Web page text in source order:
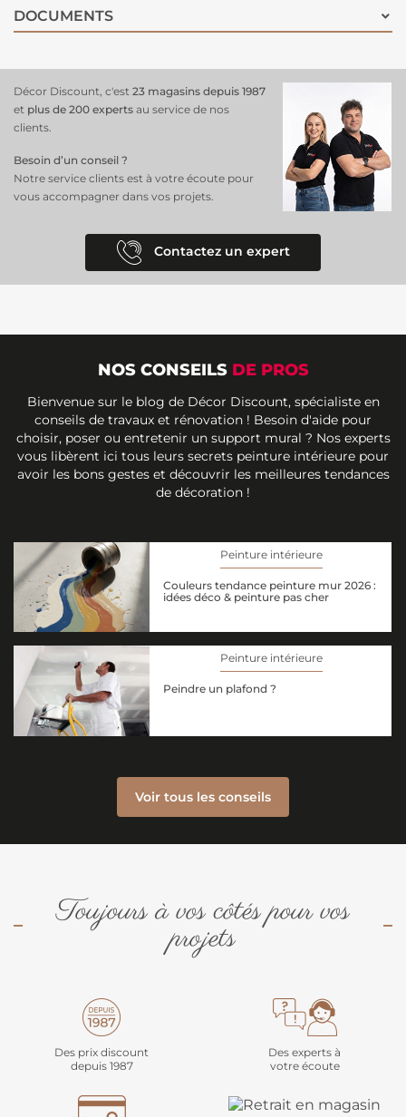
DOCUMENTS
Décor Discount, c'est 23 magasins depuis 1987
et plus de 200 experts au service de nos
clients.
Besoin d’un conseil ?
Notre service clients est à votre écoute pour
vous accompagner dans vos projets.
Contactez un expert
NOS CONSEILS DE PROS
Bienvenue sur le blog de Décor Discount, spécialiste en
conseils de travaux et rénovation ! Besoin d'aide pour
choisir, poser ou entretenir un support mural ? Nos experts
vous libèrent ici tous leurs secrets peinture intérieure pour
avoir les bons gestes et découvrir les meilleures tendances
de décoration !
Peinture intérieure
Couleurs tendance peinture mur 2026 :
idées déco & peinture pas cher
Peinture intérieure
Peindre un plafond ?
Voir tous les conseils
Toujours à vos côtés pour vos
projets
Des prix discount
depuis 1987
Des experts à
votre écoute